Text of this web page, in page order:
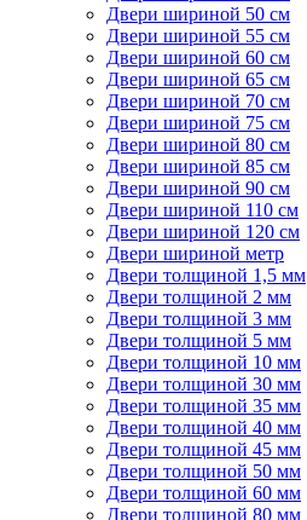
Двери шириной 50 см
Двери шириной 55 см
Двери шириной 60 см
Двери шириной 65 см
Двери шириной 70 см
Двери шириной 75 см
Двери шириной 80 см
Двери шириной 85 см
Двери шириной 90 см
Двери шириной 110 см
Двери шириной 120 см
Двери шириной метр
Двери толщиной 1,5 мм
Двери толщиной 2 мм
Двери толщиной 3 мм
Двери толщиной 5 мм
Двери толщиной 10 мм
Двери толщиной 30 мм
Двери толщиной 35 мм
Двери толщиной 40 мм
Двери толщиной 45 мм
Двери толщиной 50 мм
Двери толщиной 60 мм
Двери толщиной 80 мм